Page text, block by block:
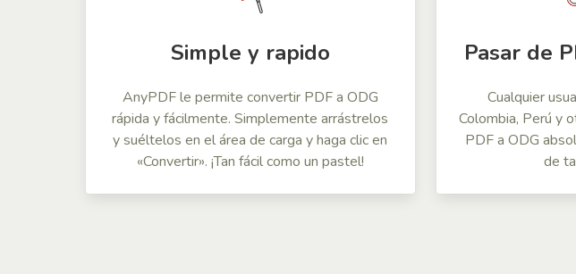
Simple y rapido
AnyPDF le permite convertir PDF a ODG
rápida y fácilmente. Simplemente arrástrelos
y suéltelos en el área de carga y haga clic en
«Convertir». ¡Tan fácil como un pastel!
Pasar de
Cualquier
Colombia, Perú y
PDF a ODG
de